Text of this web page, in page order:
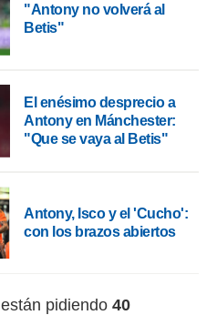
"Antony no volverá al
Betis"
El enésimo desprecio a
Antony en Mánchester:
"Que se vaya al Betis"
Antony, Isco y el 'Cucho':
con los brazos abiertos
están pidiendo 40